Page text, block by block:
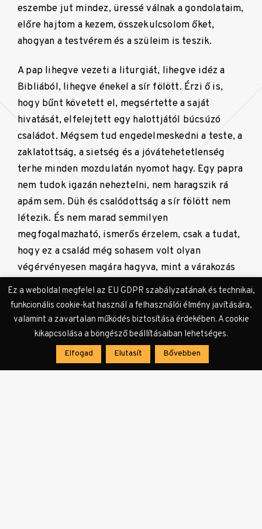
eszembe jut mindez, üressé válnak a gondolataim,
előre hajtom a kezem, összekulcsolom őket,
ahogyan a testvérem és a szüleim is teszik.
A pap lihegve vezeti a liturgiát, lihegve idéz a
Bibliából, lihegve énekel a sír fölött. Érzi ő is,
hogy bűnt követett el, megsértette a saját
hivatását, elfelejtett egy halottjától búcsúzó
családot. Mégsem tud engedelmeskedni a teste, a
zaklatottság, a sietség és a jóvátehetetlenség
terhe minden mozdulatán nyomot hagy. Egy papra
nem tudok igazán neheztelni, nem haragszik rá
apám sem. Düh és csalódottság a sír fölött nem
létezik. És nem marad semmilyen
megfogalmazható, ismerős érzelem, csak a tudat,
hogy ez a család még sohasem volt olyan
végérvényesen magára hagyva, mint a várakozás
perceiben.
A borítófotót a szerző készítette.
Ez a weboldal megfelel az EU GDPR szabályzatának és technikai,
funkcionális cookie-kat használ a felhasználói élmény javítására,
valamint a zavartalan működés biztosítása érdekében. A cookie
kikapcsolása a böngésző beállításaiban lehetséges.
Elfogad Elutasít Bővebben